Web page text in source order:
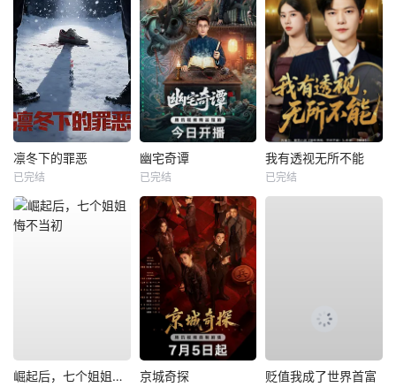
凛冬下的罪恶
已完结
幽宅奇谭
已完结
我有透视无所不能
已完结
崛起后，七个姐姐悔不当初 京城奇探 贬值我成了世界首富